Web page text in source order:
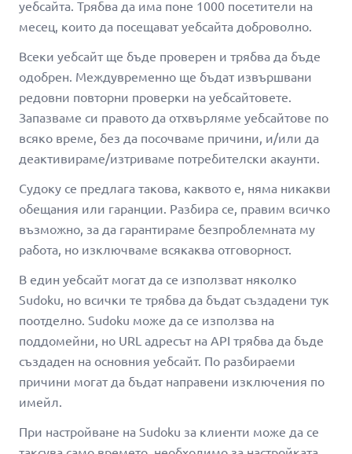
уебсайта. Трябва да има поне 1000 посетители на
месец, които да посещават уебсайта доброволно.
Всеки уебсайт ще бъде проверен и трябва да бъде
одобрен. Междувременно ще бъдат извършвани
редовни повторни проверки на уебсайтовете.
Запазваме си правото да отхвърляме уебсайтове по
всяко време, без да посочваме причини, и/или да
деактивираме/изтриваме потребителски акаунти.
Судоку се предлага такова, каквото е, няма никакви
обещания или гаранции. Разбира се, правим всичко
възможно, за да гарантираме безпроблемната му
работа, но изключваме всякаква отговорност.
В един уебсайт могат да се използват няколко
Sudoku, но всички те трябва да бъдат създадени тук
поотделно. Sudoku може да се използва на
поддомейни, но URL адресът на API трябва да бъде
създаден на основния уебсайт. По разбираеми
причини могат да бъдат направени изключения по
имейл.
При настройване на Sudoku за клиенти може да се